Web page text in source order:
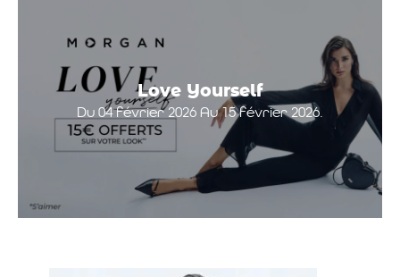
Love Yourself
Du 04 février 2026 Au 15 février 2026.